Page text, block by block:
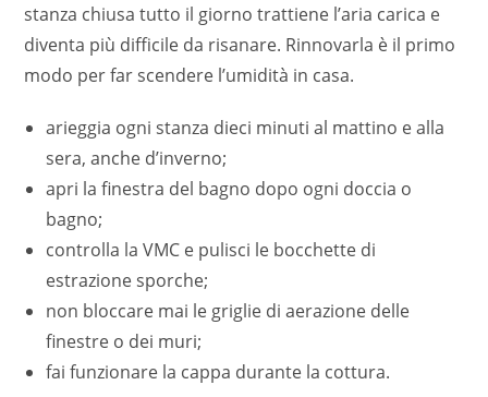
stanza chiusa tutto il giorno trattiene l’aria carica e
diventa più difficile da risanare. Rinnovarla è il primo
modo per far scendere l’umidità in casa.
arieggia ogni stanza dieci minuti al mattino e alla
sera, anche d’inverno;
apri la finestra del bagno dopo ogni doccia o
bagno;
controlla la VMC e pulisci le bocchette di
estrazione sporche;
non bloccare mai le griglie di aerazione delle
finestre o dei muri;
fai funzionare la cappa durante la cottura.